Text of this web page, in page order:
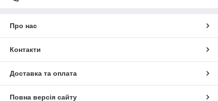
Про нас
Контакти
Доставка та оплата
Повна версія сайту